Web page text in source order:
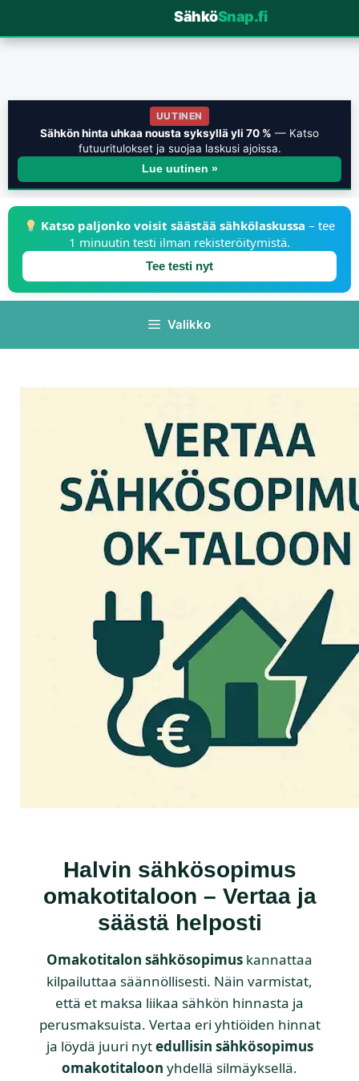
SähköSnap.fi
UUTINEN
Sähkön hinta uhkaa nousta syksyllä yli 70 % — Katso
futuuritulokset ja suojaa laskusi ajoissa.
Lue uutinen »
Katso paljonko voisit säästää sähkölaskussa – tee
1 minuutin testi ilman rekisteröitymistä.
Tee testi nyt
Valikko
Halvin sähkösopimus
omakotitaloon – Vertaa ja
säästä helposti
Omakotitalon sähkösopimus kannattaa
kilpailuttaa säännöllisesti. Näin varmistat,
että et maksa liikaa sähkön hinnasta ja
perusmaksuista. Vertaa eri yhtiöiden hinnat
ja löydä juuri nytedullisin sähkösopimus
omakotitaloon yhdellä silmäyksellä.